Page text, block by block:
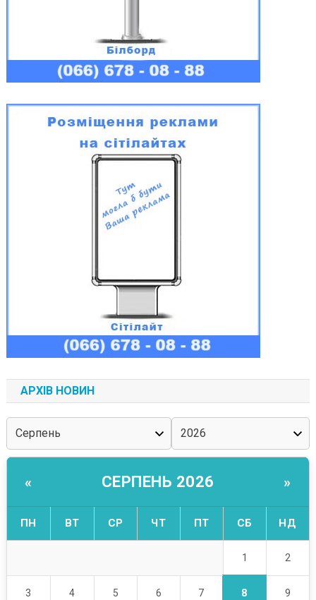
АРХІВ НОВИН
« СЕРПЕНЬ 2026 »
ПН ВТ СР ЧТ ПТ СБ НД
1 2
3 4 5 6 7 8 9